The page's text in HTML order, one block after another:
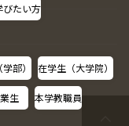
びたい方
部） 在学生（大学院）
生 本学教職員